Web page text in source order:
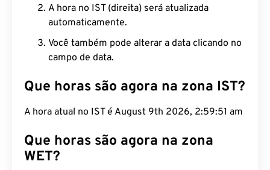
A hora no IST (direita) será atualizada
automaticamente.
Você também pode alterar a data clicando no
campo de data.
Que horas são agora na zona IST?
A hora atual no IST é August 9th 2026, 2:59:52 am
Que horas são agora na zona
WET?